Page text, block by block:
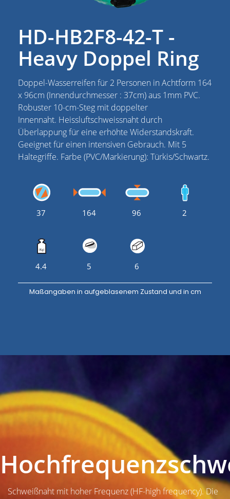
HD-HB2F8-42-T -
Heavy Doppel Ring
Doppel-Wasserreifen für 2 Personen in Achtform 164
x 96cm (Innendurchmesser : 37cm) aus 1mm PVC.
Robuster 10-cm-Steg mit doppelter
Innennaht. Heissluftschweissnaht durch
Überlappung für eine erhöhte Widerstandskraft.
Geeignet für einen intensiven Gebrauch. Mit 5
Haltegriffe. Farbe (PVC/Markierung): Türkis/Schwartz.
37 164 96 2
4.4 5 6
Maßangaben in aufgeblasenem Zustand und in cm
Schweißnaht mit hoher Frequenz (HF-high frequency). Die